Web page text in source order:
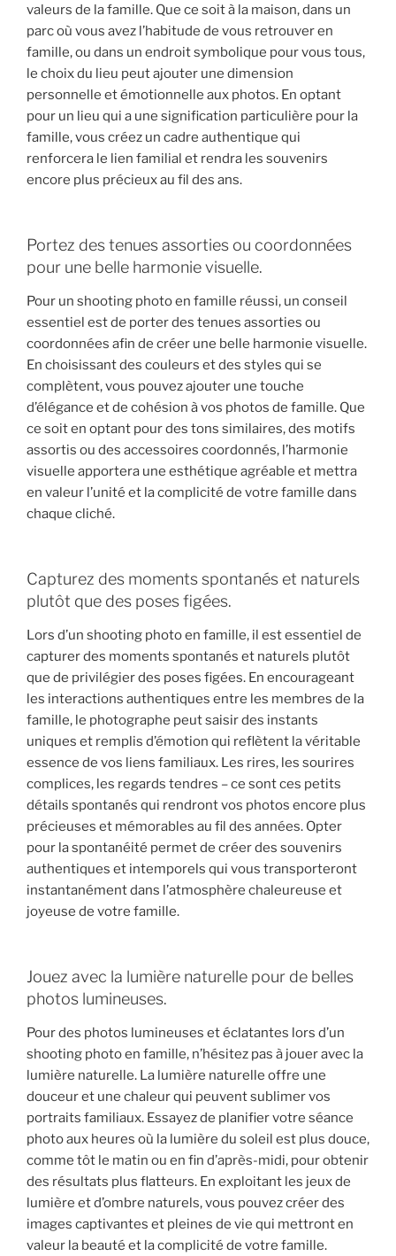
valeurs de la famille. Que ce soit à la maison, dans un
parc où vous avez l’habitude de vous retrouver en
famille, ou dans un endroit symbolique pour vous tous,
le choix du lieu peut ajouter une dimension
personnelle et émotionnelle aux photos. En optant
pour un lieu qui a une signification particulière pour la
famille, vous créez un cadre authentique qui
renforcera le lien familial et rendra les souvenirs
encore plus précieux au fil des ans.
Portez des tenues assorties ou coordonnées
pour une belle harmonie visuelle.
Pour un shooting photo en famille réussi, un conseil
essentiel est de porter des tenues assorties ou
coordonnées afin de créer une belle harmonie visuelle.
En choisissant des couleurs et des styles qui se
complètent, vous pouvez ajouter une touche
d’élégance et de cohésion à vos photos de famille. Que
ce soit en optant pour des tons similaires, des motifs
assortis ou des accessoires coordonnés, l’harmonie
visuelle apportera une esthétique agréable et mettra
en valeur l’unité et la complicité de votre famille dans
chaque cliché.
Capturez des moments spontanés et naturels
plutôt que des poses figées.
Lors d’un shooting photo en famille, il est essentiel de
capturer des moments spontanés et naturels plutôt
que de privilégier des poses figées. En encourageant
les interactions authentiques entre les membres de la
famille, le photographe peut saisir des instants
uniques et remplis d’émotion qui reflètent la véritable
essence de vos liens familiaux. Les rires, les sourires
complices, les regards tendres – ce sont ces petits
détails spontanés qui rendront vos photos encore plus
précieuses et mémorables au fil des années. Opter
pour la spontanéité permet de créer des souvenirs
authentiques et intemporels qui vous transporteront
instantanément dans l’atmosphère chaleureuse et
joyeuse de votre famille.
Jouez avec la lumière naturelle pour de belles
photos lumineuses.
Pour des photos lumineuses et éclatantes lors d’un
shooting photo en famille, n’hésitez pas à jouer avec la
lumière naturelle. La lumière naturelle offre une
douceur et une chaleur qui peuvent sublimer vos
portraits familiaux. Essayez de planifier votre séance
photo aux heures où la lumière du soleil est plus douce,
comme tôt le matin ou en fin d’après-midi, pour obtenir
des résultats plus flatteurs. En exploitant les jeux de
lumière et d’ombre naturels, vous pouvez créer des
images captivantes et pleines de vie qui mettront en
valeur la beauté et la complicité de votre famille.